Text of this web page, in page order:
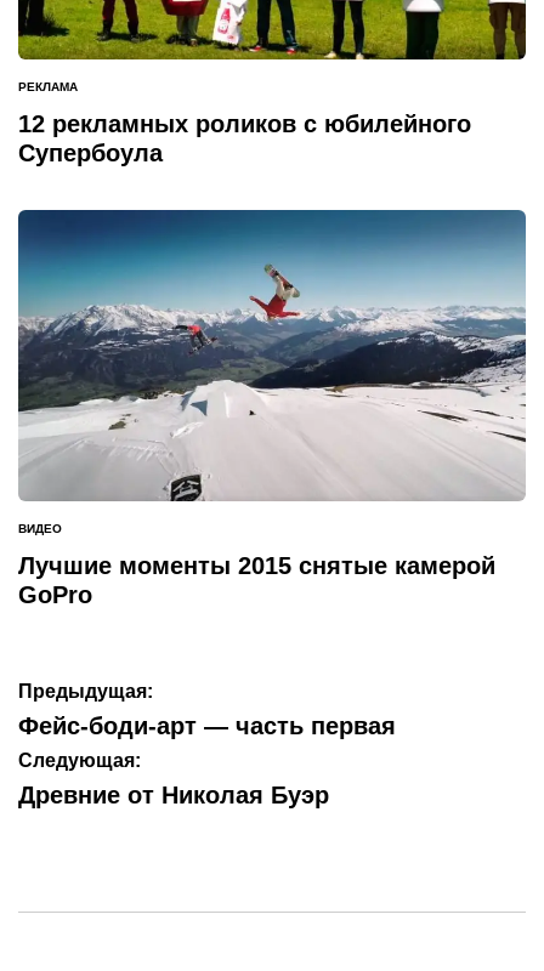
ОПУБЛИКОВАНО
В
РЕКЛАМА
12 рекламных роликов с юбилейного
Супербоула
ОПУБЛИКОВАНО
В
ВИДЕО
Лучшие моменты 2015 снятые камерой
GoPro
Навигация
по
записям
Предыдущая:
Фейс-боди-арт — часть первая
Следующая:
Древние от Николая Буэр